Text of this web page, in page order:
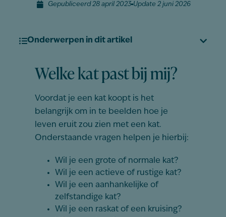
Gepubliceerd 28 april 2023 Update 2 juni 2026
Onderwerpen in dit artikel
Welke kat past bij mij?
Voordat je een kat koopt is het
belangrijk om in te beelden hoe je
leven eruit zou zien met een kat.
Onderstaande vragen helpen je hierbij:
Wil je een grote of normale kat?
Wil je een actieve of rustige kat?
Wil je een aanhankelijke of
zelfstandige kat?
Wil je een raskat of een kruising?